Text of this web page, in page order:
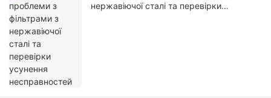
нержавіючої сталі та перевірки